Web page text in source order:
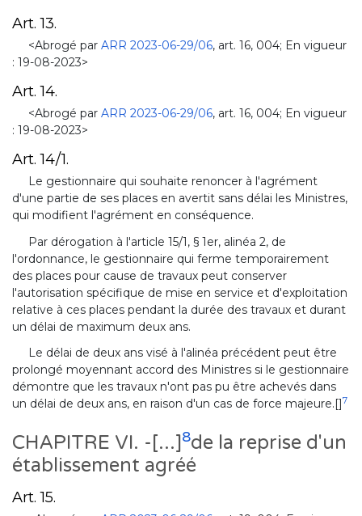
Art. 13.
<Abrogé par ARR 2023-06-29/06, art. 16, 004; En vigueur
: 19-08-2023>
Art. 14.
<Abrogé par ARR 2023-06-29/06, art. 16, 004; En vigueur
: 19-08-2023>
Art. 14/1.
Le gestionnaire qui souhaite renoncer à l'agrément
d'une partie de ses places en avertit sans délai les Ministres,
qui modifient l'agrément en conséquence.
Par dérogation à l'article 15/1, § 1er, alinéa 2, de
l'ordonnance, le gestionnaire qui ferme temporairement
des places pour cause de travaux peut conserver
l'autorisation spécifique de mise en service et d'exploitation
relative à ces places pendant la durée des travaux et durant
un délai de maximum deux ans.
Le délai de deux ans visé à l'alinéa précédent peut être
prolongé moyennant accord des Ministres si le gestionnaire
démontre que les travaux n'ont pas pu être achevés dans
un délai de deux ans, en raison d'un cas de force majeure.[]7
CHAPITRE VI. -[...]8de la reprise d'un
établissement agréé
Art. 15.